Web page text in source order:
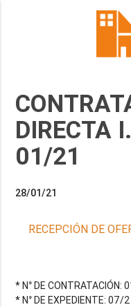
DIRECTA
01/21
28/01/21
RECEPCIÓN DE
* N° DE CONTRATACIÓN:
* N° DE EXPEDIENTE: 07/